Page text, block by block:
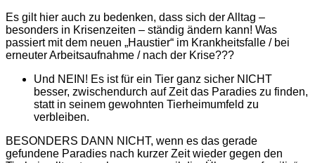
Es gilt hier auch zu bedenken, dass sich der Alltag –
besonders in Krisenzeiten – ständig ändern kann! Was
passiert mit dem neuen „Haustier“ im Krankheitsfalle / bei
erneuter Arbeitsaufnahme / nach der Krise???
Und NEIN! Es ist für ein Tier ganz sicher NICHT
besser, zwischendurch auf Zeit das Paradies zu finden,
statt in seinem gewohnten Tierheimumfeld zu
verbleiben.
BESONDERS DANN NICHT, wenn es das gerade
gefundene Paradies nach kurzer Zeit wieder gegen den